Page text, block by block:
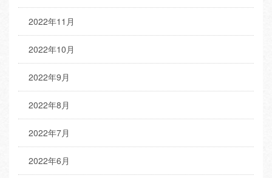
2022年11月
2022年10月
2022年9月
2022年8月
2022年7月
2022年6月